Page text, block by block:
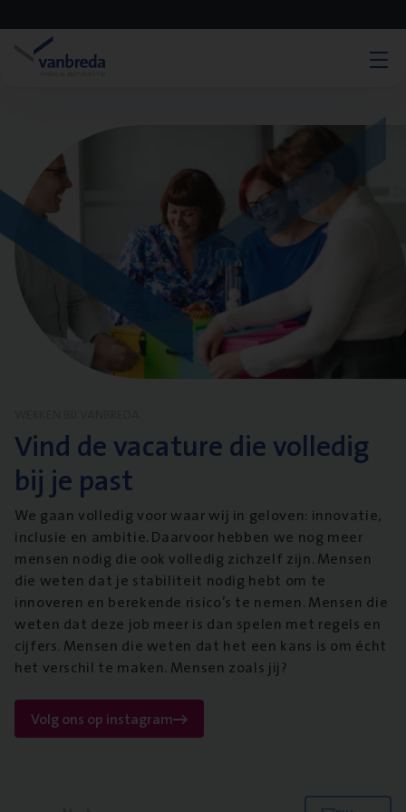
Vind de vacature die volledig
bij je past
We gaan volledig voor waar wij in geloven: innovatie,
inclusie en ambitie. Daarvoor hebben we nog meer
mensen nodig die ook volledig zichzelf zijn. Mensen
die weten dat je stabiliteit nodig hebt om te
innoveren en berekende risico’s te nemen. Mensen die
weten dat deze job meer is dan spelen met regels en
cijfers. Mensen die weten dat het een kans is om écht
het verschil te maken. Mensen zoals jij?
Volg ons op instagram